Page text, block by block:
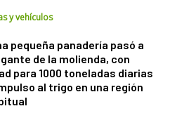
y vehículos
pequeña panadería pasó a
de la molienda, con
para 1000 toneladas diarias
al trigo en una región